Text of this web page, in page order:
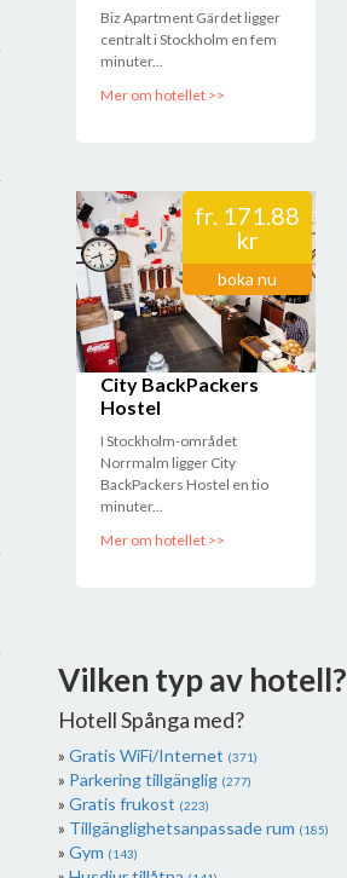
Biz Apartment Gärdet ligger
centralt i Stockholm en fem
minuter...
Mer om hotellet >>
fr. 171.88
kr
boka nu
City BackPackers
Hostel
I Stockholm-området
Norrmalm ligger City
BackPackers Hostel en tio
minuter...
Mer om hotellet >>
Vilken typ av hotell?
Hotell Spånga med?
Gratis WiFi/Internet (371)
Parkering tillgänglig (277)
Gratis frukost (223)
Tillgänglighetsanpassade rum (185)
Gym (143)